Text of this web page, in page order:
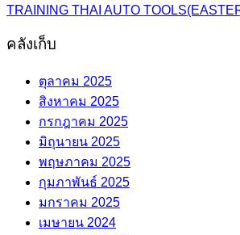
TRAINING THAI AUTO
คลังเก็บ
ตุลาคม 2025
สิงหาคม 2025
กรกฎาคม 2025
มิถุนายน 2025
พฤษภาคม 2025
กุมภาพันธ์ 2025
มกราคม 2025
เมษายน 2024